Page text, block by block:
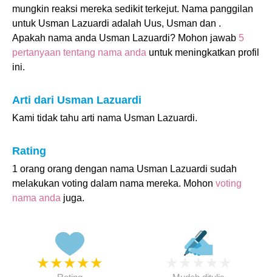
mungkin reaksi mereka sedikit terkejut. Nama panggilan
untuk Usman Lazuardi adalah Uus, Usman dan .
Apakah nama anda Usman Lazuardi? Mohon jawab 5
pertanyaan tentang nama anda untuk meningkatkan profil
ini.
Arti dari Usman Lazuardi
Kami tidak tahu arti nama Usman Lazuardi.
Rating
1 orang orang dengan nama Usman Lazuardi sudah
melakukan voting dalam nama mereka. Mohon voting
nama anda juga.
★★★★★